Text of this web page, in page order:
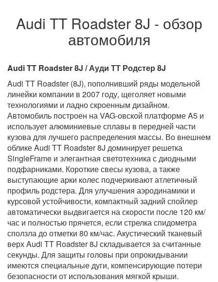
Audi TT Roadster 8J - обзор
автомобиля
Audi TT Roadster 8J / Ауди ТТ Родстер 8J
Audi TT Roadster (8J), пополнивший ряды модельной
линейки компании в 2007 году, щеголяет новыми
технологиями и ладно скроенным дизайном.
Автомобиль построен на VAG-овской платформе A5 и
использует алюминиевые сплавы в передней части
кузова для лучшего распределения массы. Во внешнем
облике Audi TT Roadster 8J доминирует решетка
SingleFrame и элегантная светотехника с диодными
подфарниками. Короткие свесы кузова, а также
выступающие арки колес подчеркивают атлетичный
профиль родстера. Для улучшения аэродинамики и
курсовой устойчивости, компактный задний спойлер
автоматически выдвигается на скорости после 120 км/
час и полностью прячется, если стрелка спидометра
сползла до отметки 80 км/час. Акустический тканевый
верх Audi TT Roadster 8J складывается за считанные
секунды. Для защиты головы при опрокидывании
имеются специальные дуги, компенсирующие потери
безопасности от использования мягкой крыши.